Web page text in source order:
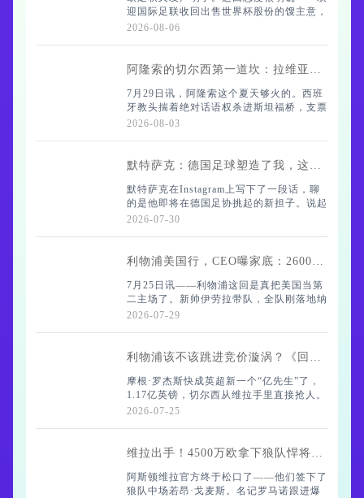
迎国际足联收回出售世界杯股份的馊主意，
但对因凡蒂诺领导的这届国际足联，他们已
声明里说，国际足联决定撤回那个把世
界杯等
2026-08-06
阿隆索的切尔西第一道坎：拉维亚这玻璃体质，又碎了？
7月29日讯，阿隆索这个夏天够火的。西班
牙教头揣着绝对话语权杀进斯坦福桥，支票
本甩得啪啪响，几周下来大手笔引援不断。
巴斯克名帅登陆英超，顺手接过
2026-08-03
默特萨克：德国足球塑造了我，这份信任让我谦卑
默特萨克在Instagram上写下了一段话，聊
的是他即将在德国足协挑起的新担子。说起
来，这位前阿森纳后卫的足球人生，几乎就
“1996年那个夏天，我永远忘不了。比
埃
2026-07-30
利物浦美国行，CEO曝家底：2600万粉丝，全美体育圈仅次于湖人
7月25日讯——利物浦这回是真把美国当第
二主场了。新帅伊劳拉带队，全队刚落地纳
什维尔，CEO比利·霍根就跟媒体聊开了。
约能听见球员在训练场上的喊叫声
2026-07-29
利物浦该不该跳进竞价漩涡？《回声报》点出关键信号
摩根·罗杰斯快成英超新一个“亿先生”了，
1.17亿英镑，切尔西从维拉手里直接抢人。
世界杯的热度还没散尽呢，转会市场先炸了
说起来，埃利奥特·安德
2026-07-25
维拉出手！4500万欧拿下狼队悍将若昂·戈麦斯
阿斯顿维拉官方终于松口了——他们签下了
狼队中场若昂·戈麦斯。名记罗马诺跟进爆